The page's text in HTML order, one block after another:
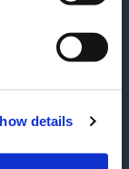
details
único para
mas
o salgado